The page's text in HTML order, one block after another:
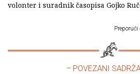
volonter i suradnik časopisa Gojko
Preporuči
– POVEZANI